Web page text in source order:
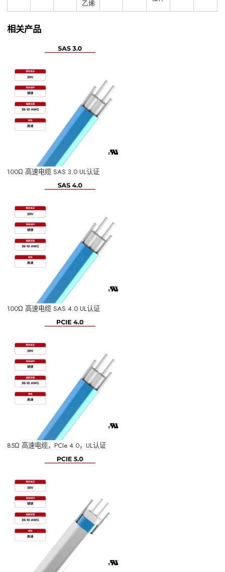
乙烯
相关产品
100Ω 高速电缆 SAS 3.0 UL认证
100Ω 高速电缆 SAS 4.0 UL认证
85Ω 高速电缆，PCIe 4.0，UL认证